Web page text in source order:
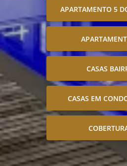
APARTAMENTO 5
CASAS
CASAS EM